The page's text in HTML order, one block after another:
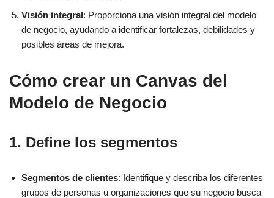
Visión integral: Proporciona una visión integral del modelo
de negocio, ayudando a identificar fortalezas, debilidades y
posibles áreas de mejora.
Cómo crear un Canvas del
Modelo de Negocio
1. Define los segmentos
Segmentos de clientes: Identifique y describa los diferentes
grupos de personas u organizaciones que su negocio busca